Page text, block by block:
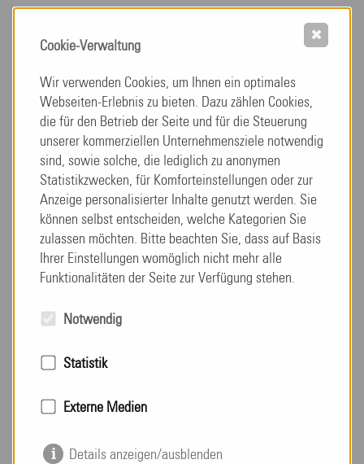
Neben einem zukunftssicheren Arbeitsplatz, bieten
wir Dir Fort- und Weiterbildungsmöglichkeiten, die es
zu arbeiten.
Wir unterstützen Dich von Anfang an dabei, Dich mit
Deinen Kompetenzen schnell in unser Pflege-Team zu
integrieren. Wir legen daher großen Wert darauf,
jeden einzelnen unserer Mitarbeiter gemäß seinen
menschlichen Fähigkeiten und beruflichen
Qualifikationen einzusetzen.
Jetzt bewerben
Du willst einen sinnhaften Job mit Perspektive? Nutze
Dich!
Cookie-Verwaltung
Wir verwenden Cookies, um Ihnen ein optimales
Webseiten-Erlebnis zu bieten. Dazu zählen Cookies,
die für den Betrieb der Seite und für die Steuerung
unserer kommerziellen Unternehmensziele notwendig
sind, sowie solche, die lediglich zu anonymen
Statistikzwecken, für Komforteinstellungen oder zur
Anzeige personalisierter Inhalte genutzt werden. Sie
können selbst entscheiden, welche Kategorien Sie
zulassen möchten. Bitte beachten Sie, dass auf Basis
Ihrer Einstellungen womöglich nicht mehr alle
Funktionalitäten der Seite zur Verfügung stehen.
Notwendig
Statistik
Externe Medien
Details anzeigen/ausblenden
✖